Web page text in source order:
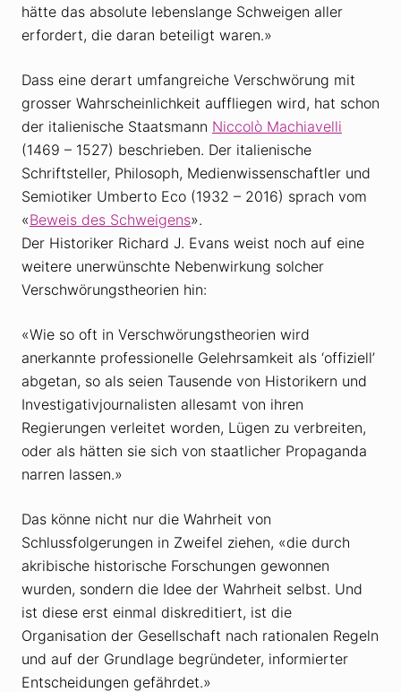
hätte das absolute lebenslange Schweigen aller
erfordert, die daran beteiligt waren.»
Dass eine derart umfangreiche Verschwörung mit
grosser Wahrscheinlichkeit auffliegen wird, hat schon
der italienische Staatsmann Niccolò Machiavelli
(1469 – 1527) beschrieben. Der italienische
Schriftsteller, Philosoph, Medienwissenschaftler und
Semiotiker Umberto Eco (1932 – 2016) sprach vom
«Beweis des Schweigens».
Der Historiker Richard J. Evans weist noch auf eine
weitere unerwünschte Nebenwirkung solcher
Verschwörungstheorien hin:
«Wie so oft in Verschwörungstheorien wird
anerkannte professionelle Gelehrsamkeit als ‘offiziell’
abgetan, so als seien Tausende von Historikern und
Investigativjournalisten allesamt von ihren
Regierungen verleitet worden, Lügen zu verbreiten,
oder als hätten sie sich von staatlicher Propaganda
narren lassen.»
Das könne nicht nur die Wahrheit von
Schlussfolgerungen in Zweifel ziehen, «die durch
akribische historische Forschungen gewonnen
wurden, sondern die Idee der Wahrheit selbst. Und
ist diese erst einmal diskreditiert, ist die
Organisation der Gesellschaft nach rationalen Regeln
und auf der Grundlage begründeter, informierter
Entscheidungen gefährdet.»